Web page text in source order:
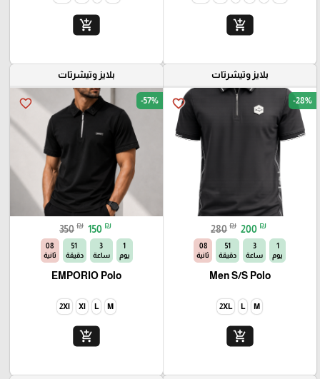
add_shopping_cart
add_shopping_cart
بلايز وتيشرتات
favorite_border -28%
280 ₪ 200 ₪
1
يوم
3
ساعة
51
دقيقة
06
ثانية
Men S/S Polo
M
L
2XL
add_shopping_cart
بلايز وتيشرتات
favorite_border -57%
350 ₪ 150 ₪
1
يوم
3
ساعة
51
دقيقة
06
ثانية
EMPORIO Polo
M
L
Xl
2Xl
add_shopping_cart